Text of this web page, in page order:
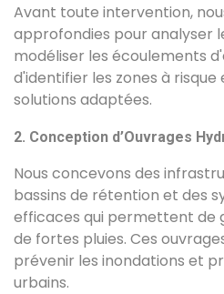
Avant toute intervention,
approfondies pour analyser
modéliser les écoulements
d'identifier les zones à
solutions adaptées.
2. Conception d’Ouvrages
Nous concevons des
bassins de rétention et des
efficaces qui permettent de
de fortes pluies. Ces
prévenir les inondations et
urbains.